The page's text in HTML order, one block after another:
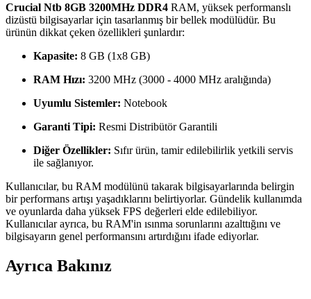
Crucial Ntb 8GB 3200MHz DDR4 RAM, yüksek performanslı
dizüstü bilgisayarlar için tasarlanmış bir bellek modülüdür. Bu
ürünün dikkat çeken özellikleri şunlardır:
Kapasite: 8 GB (1x8 GB)
RAM Hızı: 3200 MHz (3000 - 4000 MHz aralığında)
Uyumlu Sistemler: Notebook
Garanti Tipi: Resmi Distribütör Garantili
Diğer Özellikler: Sıfır ürün, tamir edilebilirlik yetkili servis
ile sağlanıyor.
Kullanıcılar, bu RAM modülünü takarak bilgisayarlarında belirgin
bir performans artışı yaşadıklarını belirtiyorlar. Gündelik kullanımda
ve oyunlarda daha yüksek FPS değerleri elde edilebiliyor.
Kullanıcılar ayrıca, bu RAM'in ısınma sorunlarını azalttığını ve
bilgisayarın genel performansını artırdığını ifade ediyorlar.
Ayrıca Bakınız